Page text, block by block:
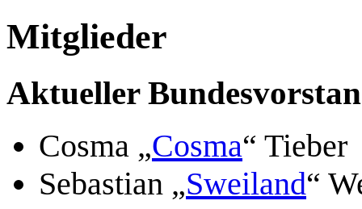
Mitglieder
Aktueller
Cosma „Cosma“ Tieber
Sebastian „Sweiland“